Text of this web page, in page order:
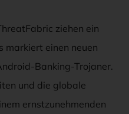
ziehen ein
markiert einen neuen
Banking-Trojaner.
und die globale
ernstzunehmenden